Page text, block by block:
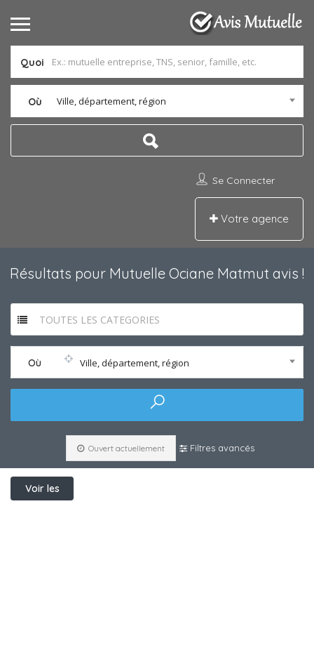
Quoi
Où Ville, département, région
Se Connecter
Votre agence
Résultats pour Mutuelle Ociane Matmut avis !
TOUTES LES CATEGORIES
Où Ville, département, région
Ouvert actuellement Filtres avancés
Voir les